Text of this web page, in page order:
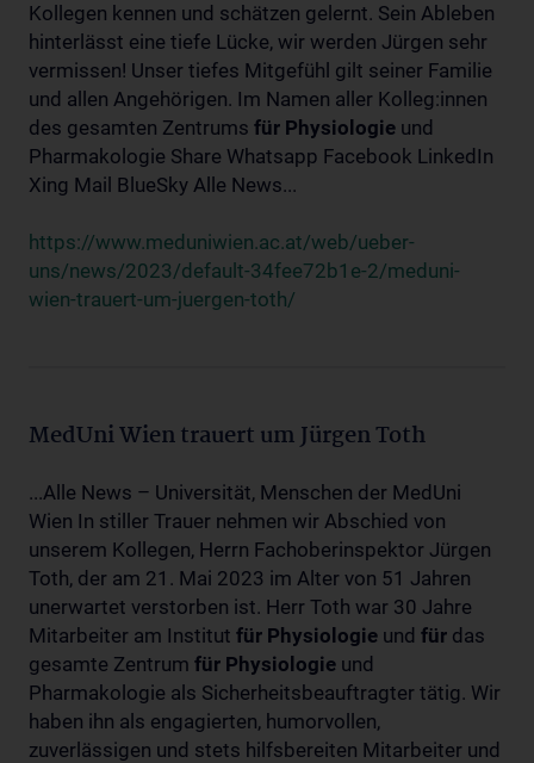
Kollegen kennen und schätzen gelernt. Sein Ableben
hinterlässt eine tiefe Lücke, wir werden Jürgen sehr
vermissen! Unser tiefes Mitgefühl gilt seiner Familie
und allen Angehörigen. Im Namen aller Kolleg:innen
des gesamten Zentrums für Physiologie und
Pharmakologie Share Whatsapp Facebook LinkedIn
Xing Mail BlueSky Alle News...
https://www.meduniwien.ac.at/web/ueber-
uns/news/2023/default-34fee72b1e-2/meduni-
wien-trauert-um-juergen-toth/
MedUni Wien trauert um Jürgen Toth
...Alle News – Universität, Menschen der MedUni
Wien In stiller Trauer nehmen wir Abschied von
unserem Kollegen, Herrn Fachoberinspektor Jürgen
Toth, der am 21. Mai 2023 im Alter von 51 Jahren
unerwartet verstorben ist. Herr Toth war 30 Jahre
Mitarbeiter am Institut für Physiologie und für das
gesamte Zentrum für Physiologie und
Pharmakologie als Sicherheitsbeauftragter tätig. Wir
haben ihn als engagierten, humorvollen,
zuverlässigen und stets hilfsbereiten Mitarbeiter und